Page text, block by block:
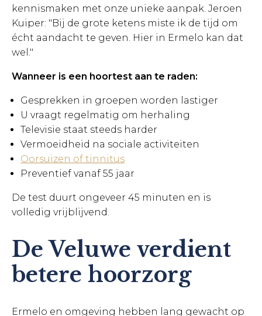
kennismaken met onze unieke aanpak. Jeroen
Kuiper: "Bij de grote ketens miste ik de tijd om
écht aandacht te geven. Hier in Ermelo kan dat
wel."
Wanneer is een hoortest aan te raden:
Gesprekken in groepen worden lastiger
U vraagt regelmatig om herhaling
Televisie staat steeds harder
Vermoeidheid na sociale activiteiten
Oorsuizen of tinnitus
Preventief vanaf 55 jaar
De test duurt ongeveer 45 minuten en is
volledig vrijblijvend.
De Veluwe verdient
betere hoorzorg
Ermelo en omgeving hebben lang gewacht op